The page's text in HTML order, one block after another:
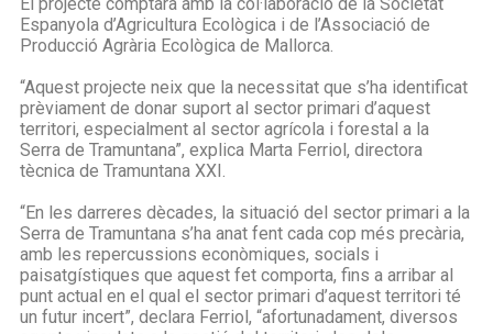
Espanyola d’Agricultura Ecològica i de l’Associació de
Producció Agrària Ecològica de Mallorca.
“Aquest projecte neix que la necessitat que s’ha identificat
prèviament de donar suport al sector primari d’aquest
territori, especialment al sector agrícola i forestal a la
Serra de Tramuntana”, explica Marta Ferriol, directora
tècnica de Tramuntana XXI.
“En les darreres dècades, la situació del sector primari a la
Serra de Tramuntana s’ha anat fent cada cop més precària,
amb les repercussions econòmiques, socials i
paisatgístiques que aquest fet comporta, fins a arribar al
punt actual en el qual el sector primari d’aquest territori té
un futur incert”, declara Ferriol, “afortunadament, diversos